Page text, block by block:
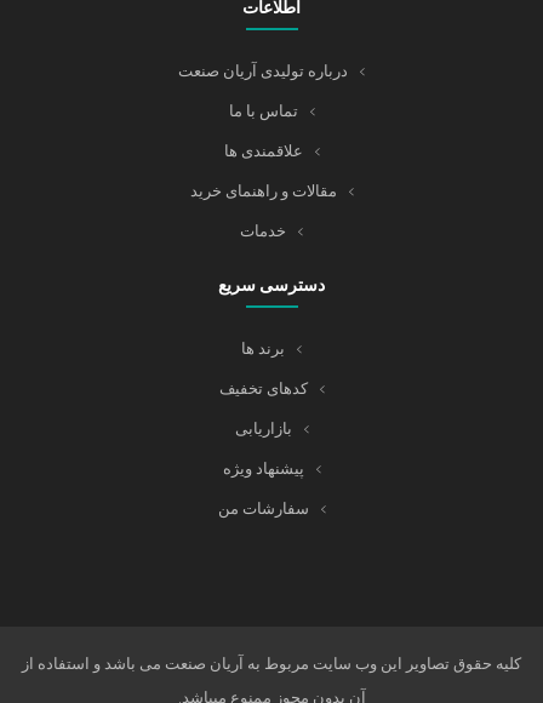
اطلاعات
درباره تولیدی آریان صنعت
تماس با ما
علاقمندی ها
مقالات و راهنمای خرید
خدمات
دسترسی سریع
برند ها
کدهای تخفیف
بازاریابی
پیشنهاد ویژه
سفارشات من
کلیه حقوق تصاویر این وب سایت مربوط به آریان صنعت می باشد و استفاده از
آن بدون مجوز ممنوع میباشد.